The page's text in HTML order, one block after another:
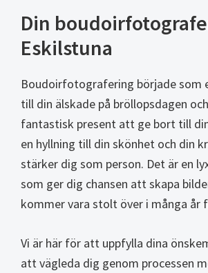
Din
Eskilstuna
Boudoirfotografering började som
till din älskade på bröllopsdagen
fantastisk present att ge bort till
en hyllning till din skönhet och din
stärker dig som person. Det är en
som ger dig chansen att skapa
kommer vara stolt över i många år
Vi är här för att uppfylla dina
att vägleda dig genom processen